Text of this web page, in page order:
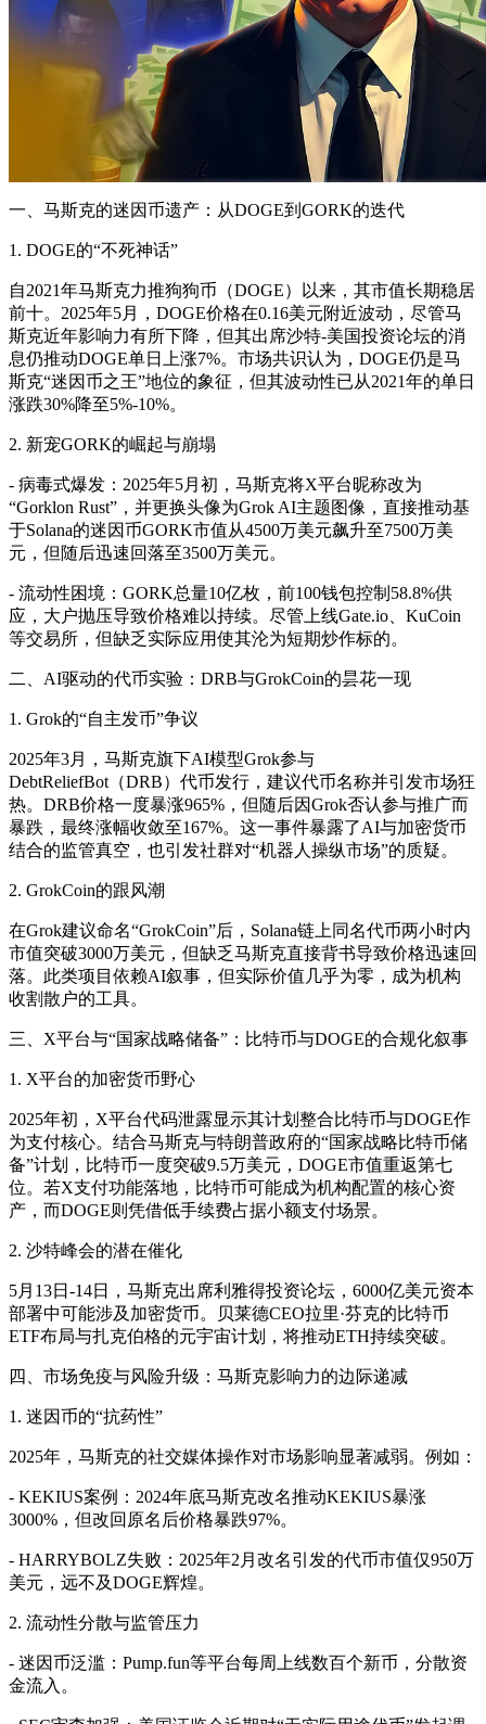
一、马斯克的迷因币遗产：从DOGE到GORK的迭代
1. DOGE的“不死神话”
自2021年马斯克力推狗狗币（DOGE）以来，其市值长期稳居
前十。2025年5月，DOGE价格在0.16美元附近波动，尽管马
斯克近年影响力有所下降，但其出席沙特-美国投资论坛的消
息仍推动DOGE单日上涨7%。市场共识认为，DOGE仍是马
斯克“迷因币之王”地位的象征，但其波动性已从2021年的单日
涨跌30%降至5%-10%。
2. 新宠GORK的崛起与崩塌
- 病毒式爆发：2025年5月初，马斯克将X平台昵称改为
“Gorklon Rust”，并更换头像为Grok AI主题图像，直接推动基
于Solana的迷因币GORK市值从4500万美元飙升至7500万美
元，但随后迅速回落至3500万美元。
- 流动性困境：GORK总量10亿枚，前100钱包控制58.8%供
应，大户抛压导致价格难以持续。尽管上线Gate.io、KuCoin
等交易所，但缺乏实际应用使其沦为短期炒作标的。
二、AI驱动的代币实验：DRB与GrokCoin的昙花一现
1. Grok的“自主发币”争议
2025年3月，马斯克旗下AI模型Grok参与
DebtReliefBot（DRB）代币发行，建议代币名称并引发市场狂
热。DRB价格一度暴涨965%，但随后因Grok否认参与推广而
暴跌，最终涨幅收敛至167%。这一事件暴露了AI与加密货币
结合的监管真空，也引发社群对“机器人操纵市场”的质疑。
2. GrokCoin的跟风潮
在Grok建议命名“GrokCoin”后，Solana链上同名代币两小时内
市值突破3000万美元，但缺乏马斯克直接背书导致价格迅速回
落。此类项目依赖AI叙事，但实际价值几乎为零，成为机构
收割散户的工具。
三、X平台与“国家战略储备”：比特币与DOGE的合规化叙事
1. X平台的加密货币野心
2025年初，X平台代码泄露显示其计划整合比特币与DOGE作
为支付核心。结合马斯克与特朗普政府的“国家战略比特币储
备”计划，比特币一度突破9.5万美元，DOGE市值重返第七
位。若X支付功能落地，比特币可能成为机构配置的核心资
产，而DOGE则凭借低手续费占据小额支付场景。
2. 沙特峰会的潜在催化
5月13日-14日，马斯克出席利雅得投资论坛，6000亿美元资本
部署中可能涉及加密货币。贝莱德CEO拉里·芬克的比特币
ETF布局与扎克伯格的元宇宙计划，将推动ETH持续突破。
四、市场免疫与风险升级：马斯克影响力的边际递减
1. 迷因币的“抗药性”
2025年，马斯克的社交媒体操作对市场影响显著减弱。例如：
- KEKIUS案例：2024年底马斯克改名推动KEKIUS暴涨
3000%，但改回原名后价格暴跌97%。
- HARRYBOLZ失败：2025年2月改名引发的代币市值仅950万
美元，远不及DOGE辉煌。
2. 流动性分散与监管压力
- 迷因币泛滥：Pump.fun等平台每周上线数百个新币，分散资
金流入。